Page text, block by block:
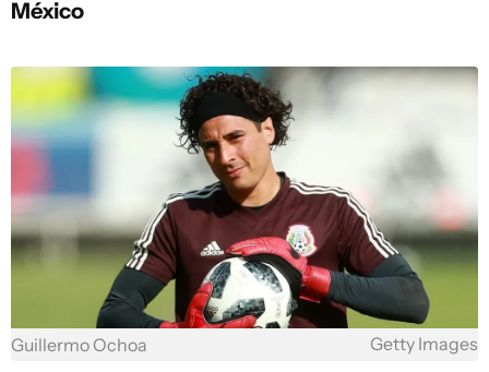
México
Guillermo Ochoa Getty Images